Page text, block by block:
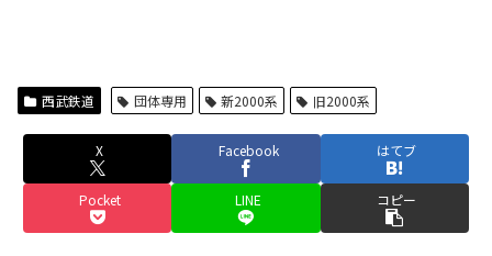
西武鉄道 団体専用 新2000系 旧2000系
X Facebook はてブ
Pocket LINE コピー